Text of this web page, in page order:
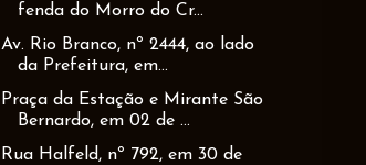
fenda do Morro do Cr...
Av. Rio Branco, nº 2444, ao lado
da Prefeitura, em...
Praça da Estação e Mirante São
Bernardo, em 02 de ...
Rua Halfeld, nº 792, em 30 de